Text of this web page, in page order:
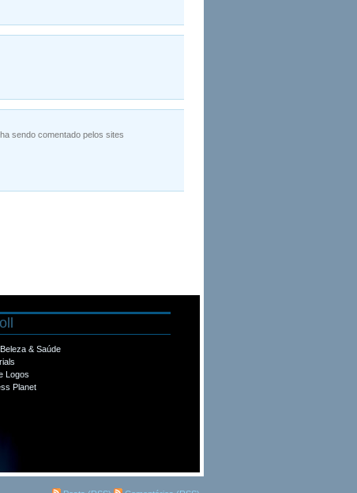
sendo comentado pelos sites
& Saúde
Logos
Planet